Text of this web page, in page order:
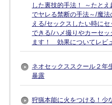
した裏技的手法！ ～たと
でヤレる禁断の手法～/魔
える/セックスしたい時に
できる/ハメ撮りやカーセ
ます！ 効果についてレビ
ネオセックススクール２年
暴露
狩猟本能に火をつける！少